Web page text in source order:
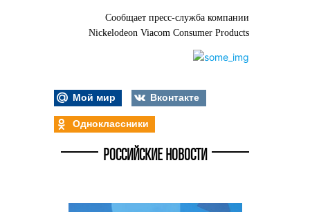
Сообщает пресс-служба компании
Nickelodeon Viacom Consumer Products
Мой мир
Вконтакте
Одноклассники
РОССИЙСКИЕ НОВОСТИ